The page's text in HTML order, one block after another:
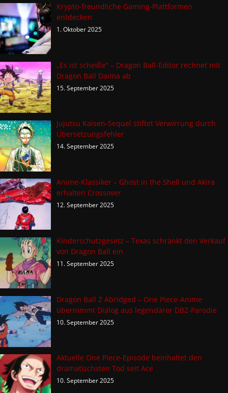
Krypto-freundliche Gaming-Plattformen
entdecken
1. Oktober 2025
„Es ist scheiße“ – Dragon Ball-Editor rechnet mit
Dragon Ball Daima ab
15. September 2025
Jujutsu Kaisen-Sequel stiftet Verwirrung durch
Übersetzungsfehler
14. September 2025
Anime-Klassiker – Ghost in the Shell und Akira
erhalten Crossover
12. September 2025
Kinderschutzgesetz – Texas schränkt den Verkauf
von Dragon Ball ein
11. September 2025
Dragon Ball Z Abridged – One Piece-Anime
übernimmt Dialog aus legendärer DBZ-Parodie
10. September 2025
Aktuelle One Piece-Episode beinhaltet den
dramatischsten Tod seit Ace
10. September 2025